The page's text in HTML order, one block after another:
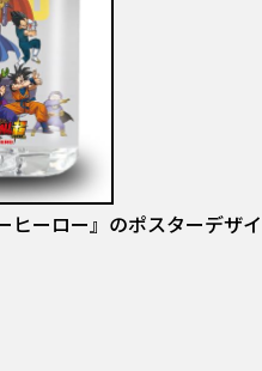
ーロー』のポスターデザ